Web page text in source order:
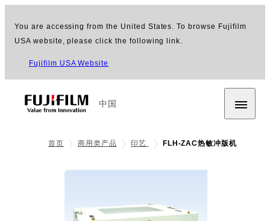
You are accessing from the United States. To browse Fujifilm
USA website, please click the following link.
Fujifilm USA Website
中国
首页 商用类产品 印艺 FLH-ZAC热敏冲版机